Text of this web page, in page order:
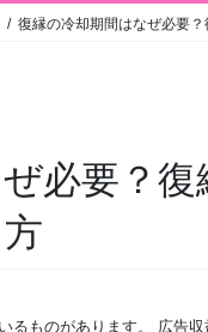
復縁の冷却期間はなぜ必要
必要？
ものがあります。 広告